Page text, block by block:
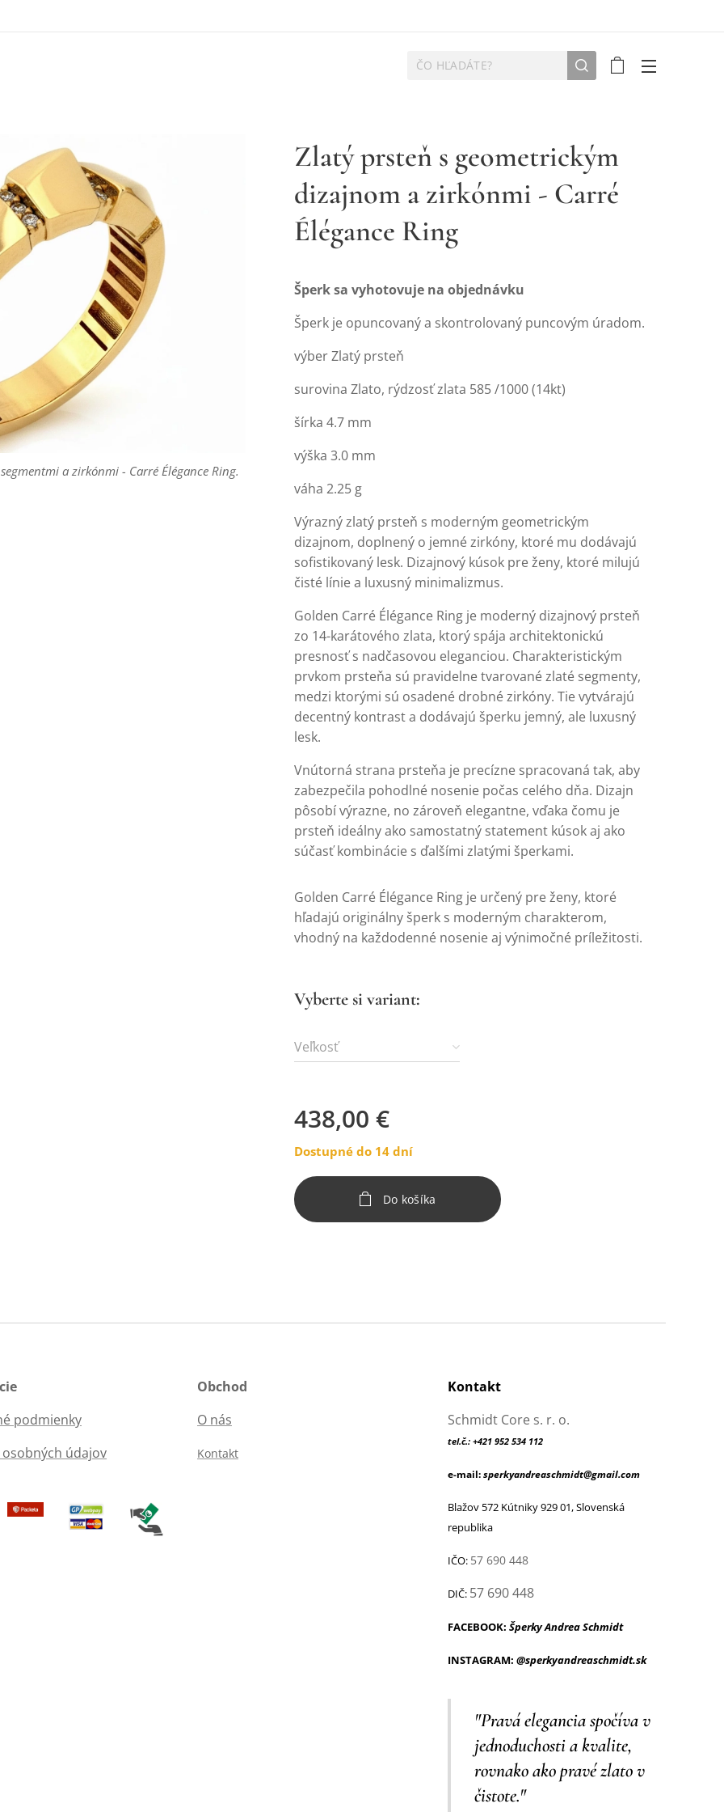
Zlatý prsteň s geometrickým
dizajnom a zirkónmi - Carré
Élégance Ring
a zirkónmi - Carré Élégance Ring.
a zirkónmi - Carré Élégance Ring.
a zirkónmi - Carré Élégance Ring.
a zirkónmi - Carré Élégance Ring.
a zirkónmi Carré Élégance Ring.
Šperk sa vyhotovuje na objednávku
Šperk je opuncovaný a skontrolovaný puncovým úradom.
výber Zlatý prsteň
surovina Zlato, rýdzosť zlata 585 /1000 (14kt)
šírka 4.7 mm
výška 3.0 mm
váha 2.25 g
Výrazný zlatý prsteň s moderným geometrickým
dizajnom, doplnený o jemné zirkóny, ktoré mu dodávajú
sofistikovaný lesk. Dizajnový kúsok pre ženy, ktoré milujú
čisté línie a luxusný minimalizmus.
Golden Carré Élégance Ring je moderný dizajnový prsteň
zo 14-karátového zlata, ktorý spája architektonickú
presnosť s nadčasovou eleganciou. Charakteristickým
prvkom prsteňa sú pravidelne tvarované zlaté segmenty,
medzi ktorými sú osadené drobné zirkóny. Tie vytvárajú
decentný kontrast a dodávajú šperku jemný, ale luxusný
lesk.
Vnútorná strana prsteňa je precízne spracovaná tak, aby
zabezpečila pohodlné nosenie počas celého dňa. Dizajn
pôsobí výrazne, no zároveň elegantne, vďaka čomu je
prsteň ideálny ako samostatný statement kúsok aj ako
súčasť kombinácie s ďalšími zlatými šperkami.
Golden Carré Élégance Ring je určený pre ženy, ktoré
hľadajú originálny šperk s moderným charakterom,
vhodný na každodenné nosenie aj výnimočné príležitosti.
Vyberte si variant:
Veľkosť
438,00 €
Dostupné do 14 dní
Do košíka
podmienky
údajov
Obchod
O nás
Kontakt
Kontakt
Schmidt Core s. r. o.
tel.č.: +421 952 534 112
e-mail: sperkyandreaschmidt@gmail.com
Blažov 572 Kútniky 929 01, Slovenská
republika
IČO: 57 690 448
DIČ: 57 690 448
FACEBOOK: Šperky Andrea Schmidt
INSTAGRAM: @sperkyandreaschmidt.sk
"Pravá elegancia spočíva v
jednoduchosti a kvalite,
rovnako ako pravé zlato v
čistote."